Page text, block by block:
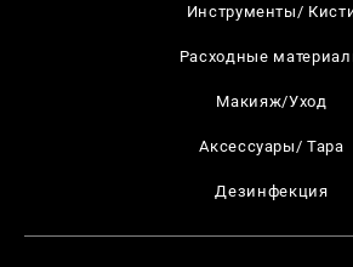
Инструменты/
Расходные
Макияж/Уход
Аксессуары/ Тара
Дезинфекция